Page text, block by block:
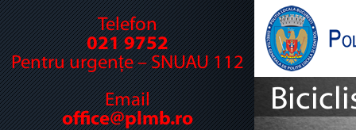
Telefon
021 9752
Pentru urgențe – SNUAU 112
Email
office@plmb.ro